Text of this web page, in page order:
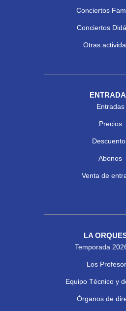
Conciertos
Conciertos
Otras
Entradas
Precios
Abonos
Venta de
LA
Temporada
Los
Equipo Técnico y
Órganos de